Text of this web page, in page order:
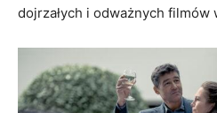
dojrzałych i odważnych filmów